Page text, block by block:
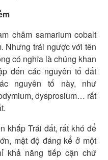
châm samarium cobalt
Nhưng trái ngược với tên
có nghĩa là chúng khan
đến các nguyên tố đất
nguyên tố này, như
dysprosium… rất
khắp Trái đất, rất khó để
mật độ đáng kể ở một
khả năng tiếp cận chứ